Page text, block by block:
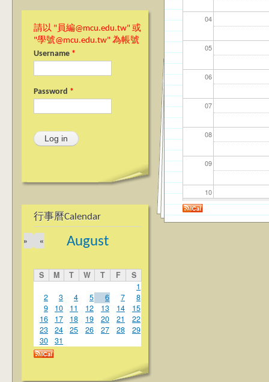
請以 "員編@mcu.edu.tw" 或
"學號@mcu.edu.tw" 為帳號
Username *
Password *
行事曆Calendar
August
«
»
S M T W T F
S
1
2
3 4 5 6 7
8
9
10 11 12 13 14
15
16
17 18 19 20 21
22
23
24 25 26 27 28
29
30
31
04
05
06
07
08
09
10
11